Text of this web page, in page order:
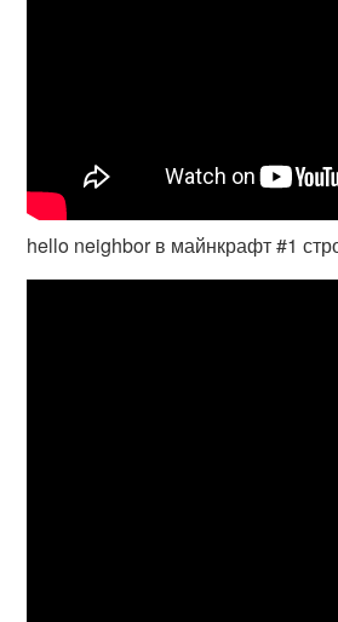
hello neighbor в майнкрафт #1